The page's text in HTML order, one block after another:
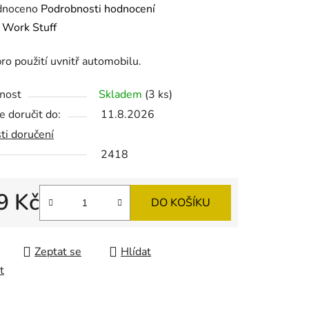
Podrobnosti hodnocení
Work Stuff
použití uvnitř automobilu.
Skladem (3 ks)
doručit do:
11.8.2026
doručení
2418
Kč DO KOŠÍKU
Zeptat se
Hlídat